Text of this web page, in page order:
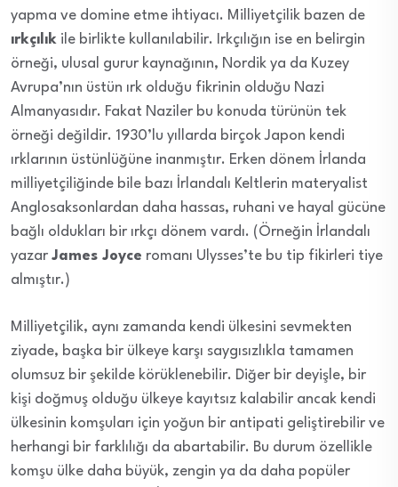
yapma ve domine etme ihtiyacı. Milliyetçilik bazen de
ırkçılık ile birlikte kullanılabilir. Irkçılığın ise en belirgin
örneği, ulusal gurur kaynağının, Nordik ya da Kuzey
Avrupa’nın üstün ırk olduğu fikrinin olduğu Nazi
Almanyasıdır. Fakat Naziler bu konuda türünün tek
örneği değildir. 1930’lu yıllarda birçok Japon kendi
ırklarının üstünlüğüne inanmıştır. Erken dönem İrlanda
milliyetçiliğinde bile bazı İrlandalı Keltlerin materyalist
Anglosaksonlardan daha hassas, ruhani ve hayal gücüne
bağlı oldukları bir ırkçı dönem vardı. (Örneğin İrlandalı
yazar James Joyce romanı Ulysses’te bu tip fikirleri tiye
almıştır.)
Milliyetçilik, aynı zamanda kendi ülkesini sevmekten
ziyade, başka bir ülkeye karşı saygısızlıkla tamamen
olumsuz bir şekilde körüklenebilir. Diğer bir deyişle, bir
kişi doğmuş olduğu ülkeye kayıtsız kalabilir ancak kendi
ülkesinin komşuları için yoğun bir antipati geliştirebilir ve
herhangi bir farklılığı da abartabilir. Bu durum özellikle
komşu ülke daha büyük, zengin ya da daha popüler